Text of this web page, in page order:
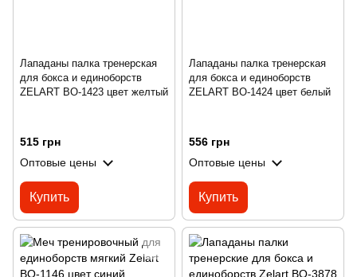
Лападаны палка тренерская
для бокса и единоборств
ZELART BO-1423 цвет желтый
515 грн
Оптовые цены
Купить
Лападаны палка тренерская
для бокса и единоборств
ZELART BO-1424 цвет белый
556 грн
Оптовые цены
Купить